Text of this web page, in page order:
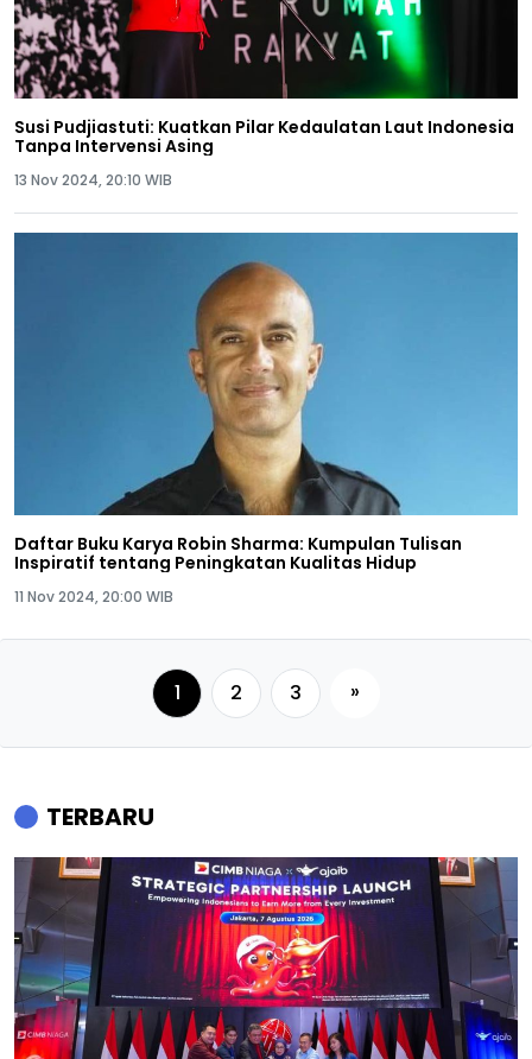
Susi Pudjiastuti: Kuatkan Pilar Kedaulatan Laut Indonesia
Tanpa Intervensi Asing
13 Nov 2024, 20:10 WIB
Daftar Buku Karya Robin Sharma: Kumpulan Tulisan
Inspiratif tentang Peningkatan Kualitas Hidup
11 Nov 2024, 20:00 WIB
1 2 3 »
TERBARU